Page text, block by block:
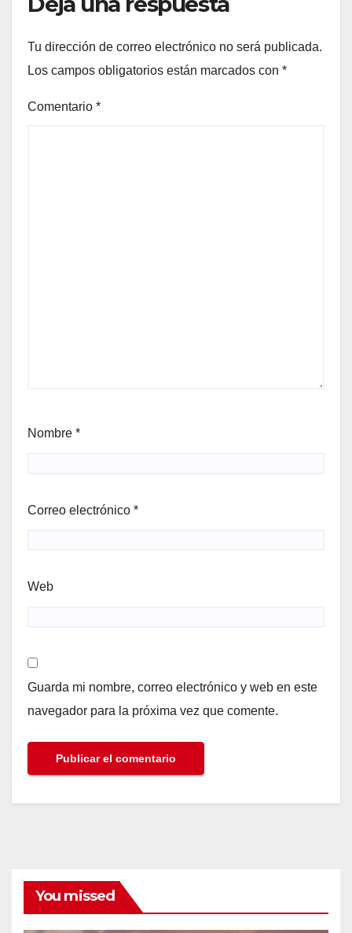
Tu dirección de correo electrónico no será publicada.
Los campos obligatorios están marcados con *
Comentario *
Nombre *
Correo electrónico *
Web
Guarda mi nombre, correo electrónico y web en este
navegador para la próxima vez que comente.
You missed